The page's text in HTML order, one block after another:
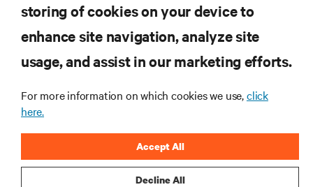
Teknolojideki en son trendleri öğrenmek için
Veri merkezi ve altyapı yönetimine ilişkin en son
tartışmalar ve uzman görüşleri ile sektördeki en
önemli konular hakkında düzenli güncel bilgiler
storing of cookies on your device to
enhance site navigation, analyze site
usage, and assist in our marketing efforts.
For more information on which cookies we use,click
here.
Decline All
Accept All